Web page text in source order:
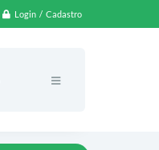
Login / Cadastro